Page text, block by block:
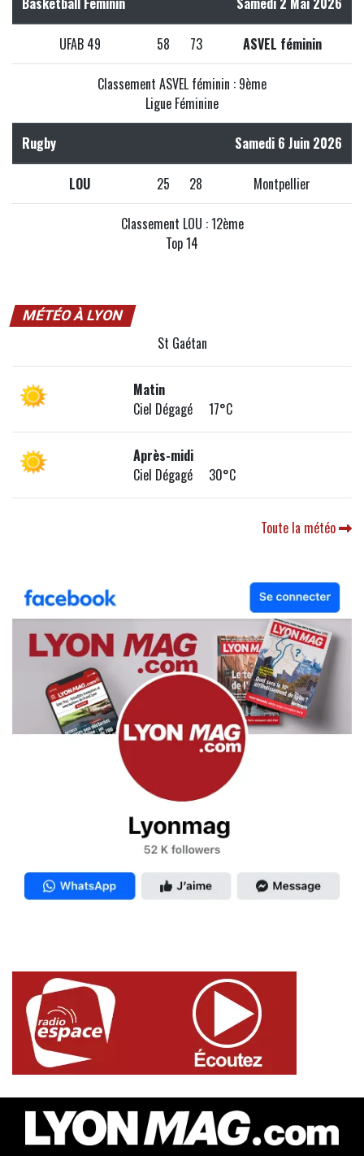
UFAB 49 58 73 ASVEL féminin
Classement ASVEL féminin : 9ème
Ligue Féminine
Rugby Samedi 6 Juin 2026
LOU 25 28 Montpellier
Classement LOU : 12ème
Top 14
MÉTÉO À LYON
St Gaétan
Matin
Ciel Dégagé 17°C
Après-midi
Ciel Dégagé 30°C
Toute la météo